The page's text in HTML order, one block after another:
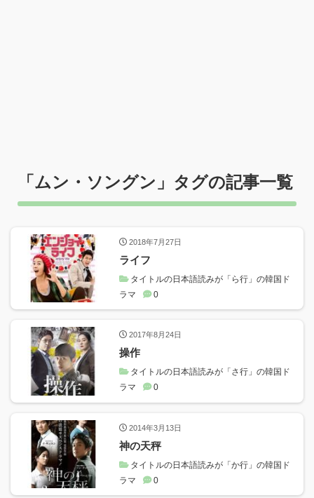
「ムン・ソングン 」タグの記事一覧
2018年7月27日
ライフ
タイトルの日本語読みが「ら行」の韓国ド
ラマ
0
2017年8月24日
操作
タイトルの日本語読みが「さ行」の韓国ド
ラマ
0
2014年3月13日
神の天秤
タイトルの日本語読みが「か行」の韓国ド
ラマ
0